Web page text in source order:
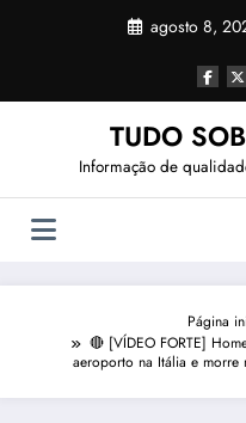
agosto 8,
TUDO
Informação de
Página
🔴 [VÍDEO FORTE]
aeroporto na Itália e morre